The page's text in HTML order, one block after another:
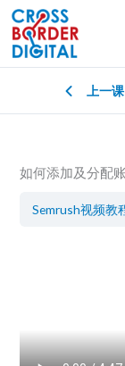
上一课
如何添加及分配
Semrush视频教